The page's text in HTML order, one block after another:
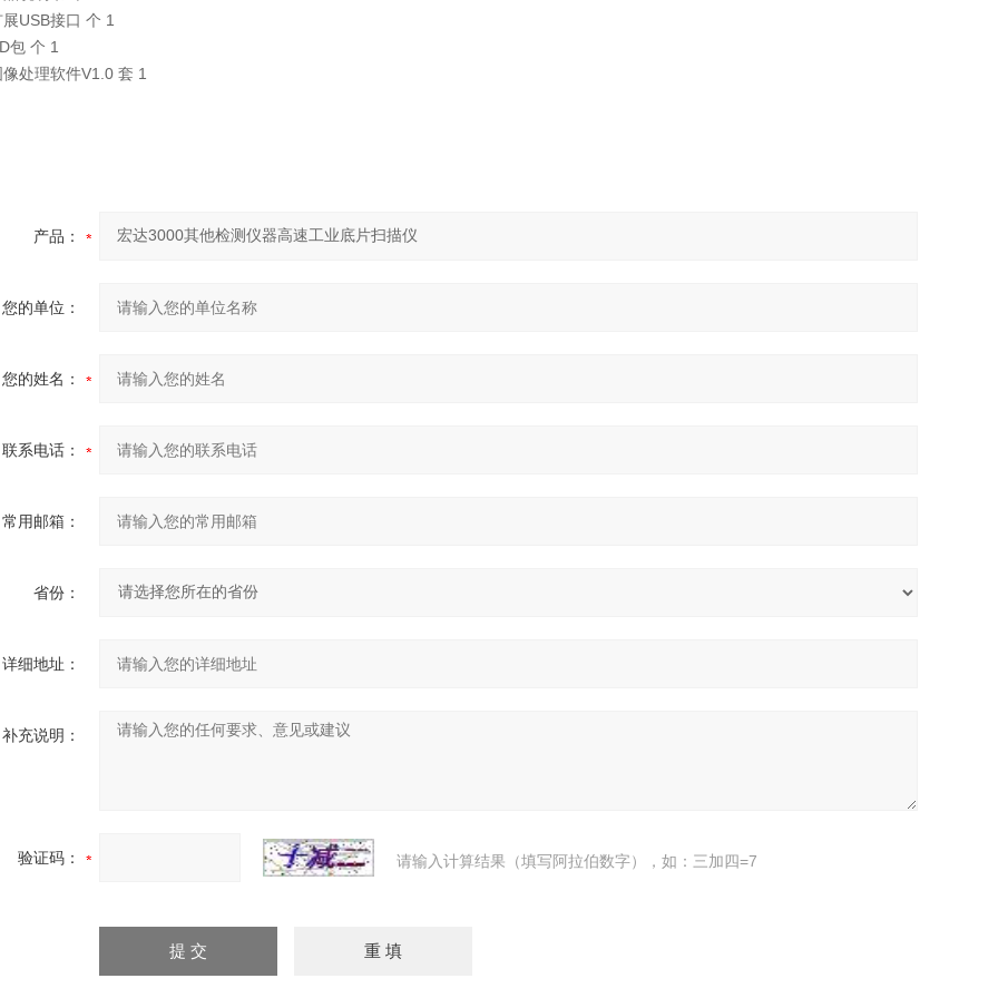
USB接口 个 1
包 个 1
处理软件V1.0 套 1
产品：
您的单位：
您的姓名：
联系电话：
常用邮箱：
省份：
详细地址：
补充说明：
验证码： 请输入计算结果（填写阿拉伯数字），如：三加四=7